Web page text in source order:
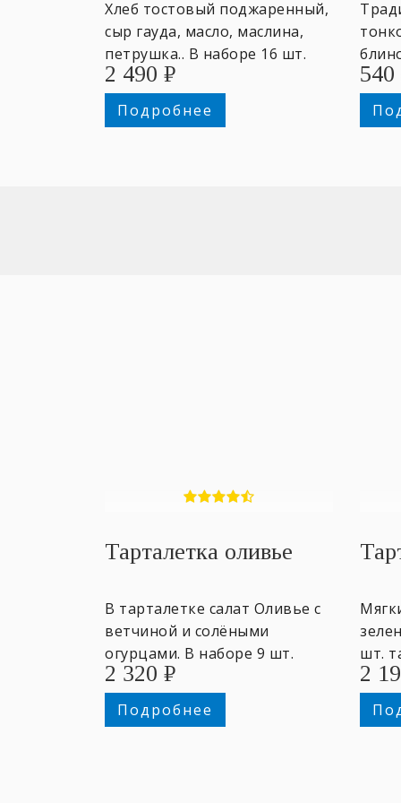
Хлеб тостовый поджаренный,
сыр гауда, масло, маслина,
петрушка.. В наборе 16 шт.
канапе.
2 490 ₽
Подробнее
540
Тарталетка оливье
В тарталетке салат Оливье с
ветчиной и солёными
огурцами. В наборе 9 шт.
тарталеток.
2 320 ₽
Подробнее
шт.
2